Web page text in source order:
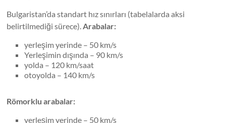
Bulgaristan’da standart hız sınırları (tabelalarda aksi
belirtilmediği sürece).Arabalar:
yerleşim yerinde – 50 km/s
Yerleşimin dışında – 90 km/s
yolda – 120 km/saat
otoyolda – 140 km/s
Römorklu arabalar:
yerleşim yerinde – 50 km/s